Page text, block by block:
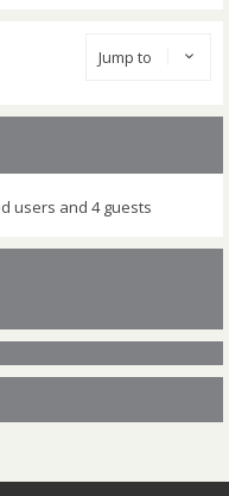
Jump to
users and 4 guests